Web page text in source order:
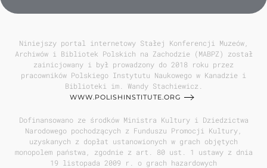
Niniejszy portal internetowy Stałej Konferencji Muzeów,
Archiwów i Bibliotek Polskich na Zachodzie (MABPZ) został
zainicjowany i był prowadzony do 2018 roku przez
pracowników Polskiego Instytutu Naukowego w Kanadzie i
Biblioteki im. Wandy Stachiewicz.
WWW.POLISHINSTITUTE.ORG
Dofinansowano ze środków Ministra Kultury i Dziedzictwa
Narodowego pochodzących z Funduszu Promocji Kultury,
uzyskanych z dopłat ustanowionych w grach objętych
monopolem państwa, zgodnie z art. 80 ust. 1 ustawy z dnia
19 listopada 2009 r. o grach hazardowych